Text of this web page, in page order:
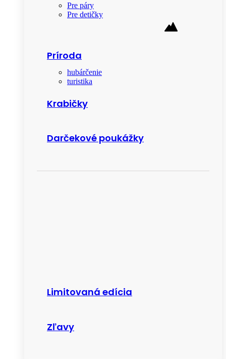
Pre páry
Pre detičky
Príroda
hubárčenie
turistika
Krabičky
Darčekové poukážky
Limitovaná edícia
Zľavy